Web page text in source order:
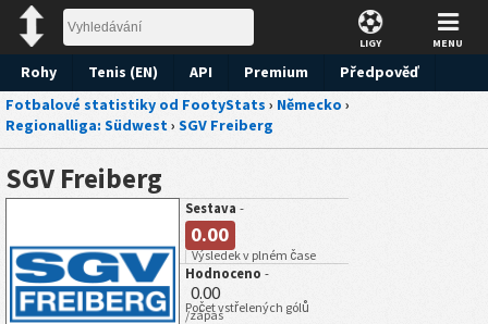
LIGY MENU
Rohy Tenis (EN) API Premium
Předpověď
Fotbalové statistiky od FootyStats › Německo ›
Regionalliga: Südwest› SGV Freiberg
SGV Freiberg
Sestava -
0.00
Výsledek v plném čase
Hodnoceno -
0.00
Počet vstřelených gólů
/zápas